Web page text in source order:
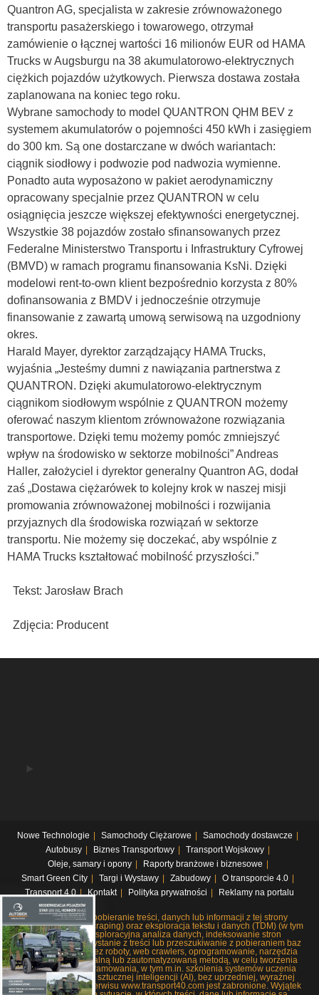
Quantron AG, specjalista w zakresie zrównoważonego
transportu pasażerskiego i towarowego, otrzymał
zamówienie o łącznej wartości 16 milionów EUR od HAMA
Trucks w Augsburgu na 38 akumulatorowo-elektrycznych
ciężkich pojazdów użytkowych. Pierwsza dostawa została
zaplanowana na koniec tego roku.
Wybrane samochody to model QUANTRON QHM BEV z
systemem akumulatorów o pojemności 450 kWh i zasięgiem
do 300 km. Są one dostarczane w dwóch wariantach:
ciągnik siodłowy i podwozie pod nadwozia wymienne.
Ponadto auta wyposażono w pakiet aerodynamiczny
opracowany specjalnie przez QUANTRON w celu
osiągnięcia jeszcze większej efektywności energetycznej.
Wszystkie 38 pojazdów zostało sfinansowanych przez
Federalne Ministerstwo Transportu i Infrastruktury Cyfrowej
(BMVD) w ramach programu finansowania KsNi. Dzięki
modelowi rent-to-own klient bezpośrednio korzysta z 80%
dofinansowania z BMDV i jednocześnie otrzymuje
finansowanie z zawartą umową serwisową na uzgodniony
okres.
Harald Mayer, dyrektor zarządzający HAMA Trucks,
wyjaśnia „Jesteśmy dumni z nawiązania partnerstwa z
QUANTRON. Dzięki akumulatorowo-elektrycznym
ciągnikom siodłowym wspólnie z QUANTRON możemy
oferować naszym klientom zrównoważone rozwiązania
transportowe. Dzięki temu możemy pomóc zmniejszyć
wpływ na środowisko w sektorze mobilności” Andreas
Haller, założyciel i dyrektor generalny Quantron AG, dodał
zaś „Dostawa ciężarówek to kolejny krok w naszej misji
promowania zrównoważonej mobilności i rozwijania
przyjaznych dla środowiska rozwiązań w sektorze
transportu. Nie możemy się doczekać, aby wspólnie z
HAMA Trucks kształtować mobilność przyszłości.”
Tekst: Jarosław Brach
Zdjęcia: Producent
Nowe Technologie Samochody Ciężarowe
Samochody dostawcze
Autobusy
Biznes Transportowy
Transport Wojskowy
Oleje, samary i opony
Raporty branżowe i biznesowe
Smart Green City
Targi i Wystawy Zabudowy
O transporcie 4.0
Transport 4.0
Kontakt Polityka prywatności Reklamy na portalu
Systematyczne pobieranie treści, danych lub informacji z tej strony
internetowej (web scraping) oraz eksploracja tekstu i danych (TDM) (w tym
pobieranie i eksploracyjna analiza danych, indeksowanie stron
internetowych, korzystanie z treści lub przeszukiwanie z pobieraniem baz
danych), czy to przez roboty, web crawlers, oprogramowanie, narzędzia
lub dowolną manualną lub zautomatyzowaną metodą, w celu tworzenia
lub rozwoju oprogramowania, w tym m.in. szkolenia systemów uczenia
maszynowego lub sztucznej inteligencji (AI), bez uprzedniej, wyraźnej
zgody wydawców serwisu www.transport40.com jest zabronione. Wyjątek